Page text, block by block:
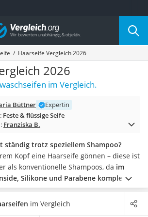
nach Kategorie
Haarseife Vergleich 2026
2026
im Vergleich.
Büttner
Expertin
Feste & flüssige Seife
Franziska B.
ständig trotz speziellem Shampoo?
Kopf eine Haarseife gönnen – diese ist
als konventionelle Shampoos, da im
Silikone und Parabene komplett
bei jedem Shampoo können Sie Ihre
der Eignung für Ihren Haartypen
im Vergleich